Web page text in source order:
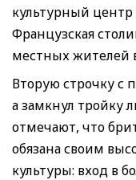
культурный
Французская
местных жителей
Вторую строчку с
а замкнул тройку
отмечают, что
обязана своим
культуры: вход в